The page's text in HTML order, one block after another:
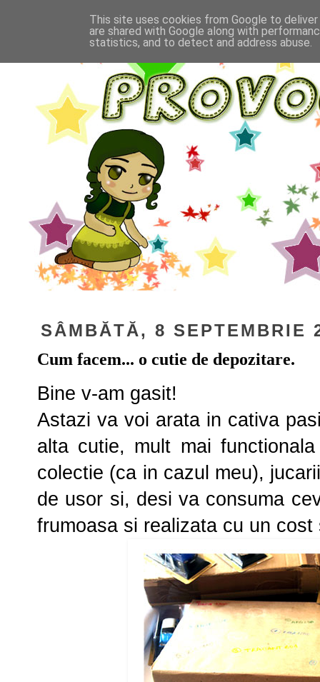
SÂMBĂTĂ, 8 SEPTEMBRIE
Cum facem... o cutie de depozitare.
Bine v-am gasit!
Astazi va voi arata in cativa
alta cutie, mult mai
colectie (ca in cazul meu),
de usor si, desi va consuma
frumoasa si realizata cu un
This site uses cookies from Google to
are shared with Google along with
statistics, and to detect and address abuse.